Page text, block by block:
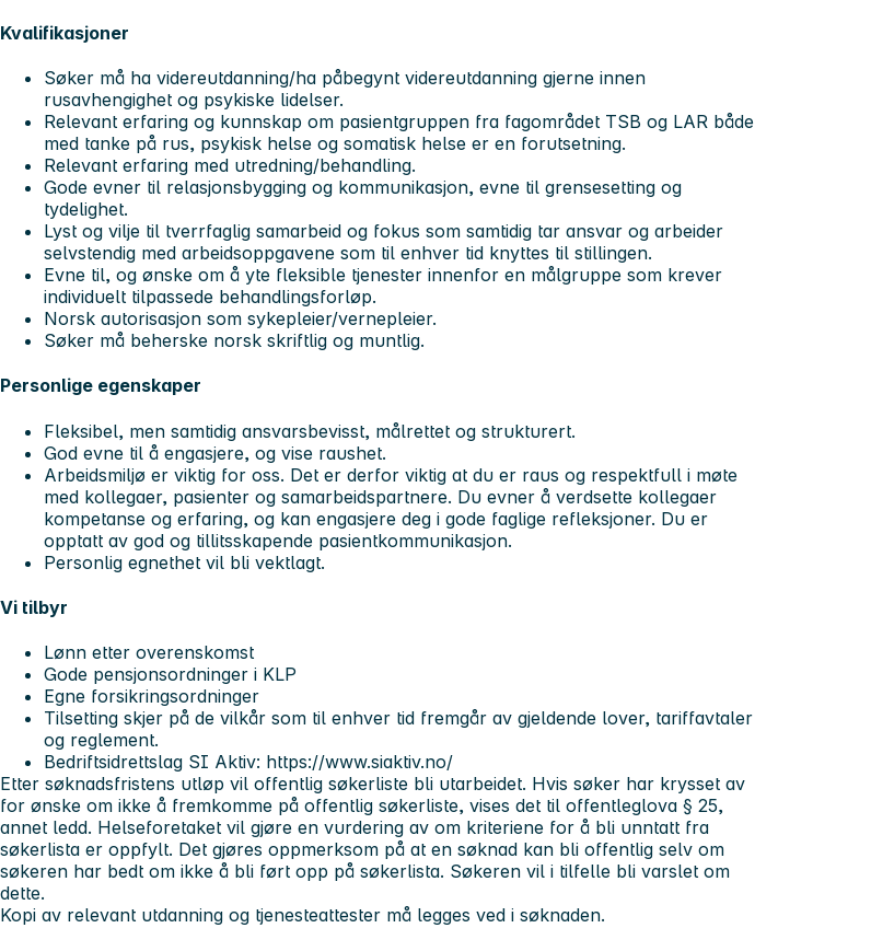
Kvalifikasjoner
Søker må ha videreutdanning/ha påbegynt videreutdanning gjerne innen
rusavhengighet og psykiske lidelser.
Relevant erfaring og kunnskap om pasientgruppen fra fagområdet TSB og LAR både
med tanke på rus, psykisk helse og somatisk helse er en forutsetning.
Relevant erfaring med utredning/behandling.
Gode evner til relasjonsbygging og kommunikasjon, evne til grensesetting og
tydelighet.
Lyst og vilje til tverrfaglig samarbeid og fokus som samtidig tar ansvar og arbeider
selvstendig med arbeidsoppgavene som til enhver tid knyttes til stillingen.
Evne til, og ønske om å yte fleksible tjenester innenfor en målgruppe som krever
individuelt tilpassede behandlingsforløp.
Norsk autorisasjon som sykepleier/vernepleier.
Søker må beherske norsk skriftlig og muntlig.
Personlige egenskaper
Fleksibel, men samtidig ansvarsbevisst, målrettet og strukturert.
God evne til å engasjere, og vise raushet.
Arbeidsmiljø er viktig for oss. Det er derfor viktig at du er raus og respektfull i møte
med kollegaer, pasienter og samarbeidspartnere. Du evner å verdsette kollegaer
kompetanse og erfaring, og kan engasjere deg i gode faglige refleksjoner. Du er
opptatt av god og tillitsskapende pasientkommunikasjon.
Personlig egnethet vil bli vektlagt.
Vi tilbyr
Lønn etter overenskomst
Gode pensjonsordninger i KLP
Egne forsikringsordninger
Tilsetting skjer på de vilkår som til enhver tid fremgår av gjeldende lover, tariffavtaler
og reglement.
Bedriftsidrettslag SI Aktiv: https://www.siaktiv.no/
Etter søknadsfristens utløp vil offentlig søkerliste bli utarbeidet. Hvis søker har krysset av
for ønske om ikke å fremkomme på offentlig søkerliste, vises det til offentleglova § 25,
annet ledd. Helseforetaket vil gjøre en vurdering av om kriteriene for å bli unntatt fra
søkerlista er oppfylt. Det gjøres oppmerksom på at en søknad kan bli offentlig selv om
søkeren har bedt om ikke å bli ført opp på søkerlista. Søkeren vil i tilfelle bli varslet om
dette.
Kopi av relevant utdanning og tjenesteattester må legges ved i søknaden.